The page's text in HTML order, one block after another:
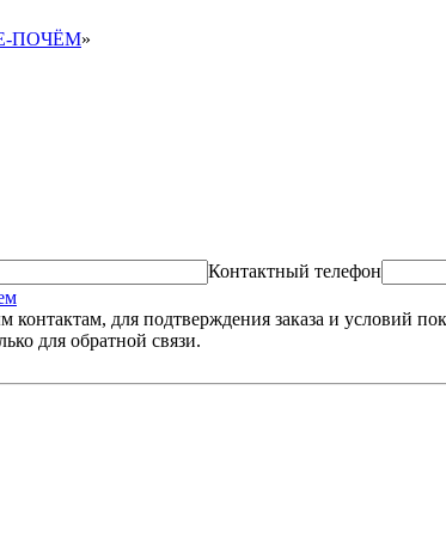
ПОЧЁМ»
Контактный телефон
для подтверждения заказа и условий
для обратной связи.